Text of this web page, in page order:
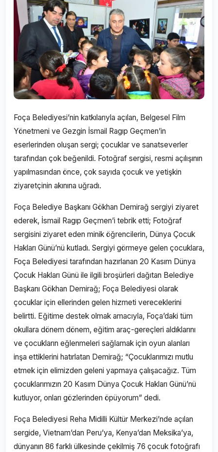
Foça Belediyesi’nin katkılarıyla açılan, Belgesel Film
Yönetmeni ve Gezgin İsmail Ragıp Geçmen’in
eserlerinden oluşan sergi; çocuklar ve sanatseverler
tarafından çok beğenildi. Fotoğraf sergisi, resmi açılışının
yapılmasından önce, çok sayıda çocuk ve yetişkin
ziyaretçinin akınına uğradı.
Foça Belediye Başkanı Gökhan Demirağ sergiyi ziyaret
ederek, İsmail Ragıp Geçmen’i tebrik etti; Fotoğraf
sergisini ziyaret eden minik öğrencilerin, Dünya Çocuk
Hakları Günü’nü kutladı. Sergiyi görmeye gelen çocuklara,
Foça Belediyesi tarafından hazırlanan 20 Kasım Dünya
Çocuk Hakları Günü ile ilgili broşürleri dağıtan Belediye
Başkanı Gökhan Demirağ; Foça Belediyesi olarak
çocuklar için ellerinden gelen hizmeti vereceklerini
belirtti. Eğitime destek olmak amacıyla, Foça’daki tüm
okullara dönem dönem, eğitim araç-gereçleri aldıklarını
ve çocukların eğlenmeleri sağlamak için oyun alanları
inşa ettiklerini hatırlatan Demirağ; “Çocuklarımızı mutlu
etmek için elimizden geleni yapmaya çalışacağız. Tüm
çocuklarımızın 20 Kasım Dünya Çocuk Hakları Günü’nü
kutluyor, onları gözlerinden öpüyorum” dedi.
Foça Belediyesi Reha Midilli Kültür Merkezi’nde açılan
sergide, Vietnam’dan Peru’ya, Kenya’dan Meksika’ya,
dünyanın 86 farklı ülkesinde çekilmiş 76 çocuk fotoğrafı